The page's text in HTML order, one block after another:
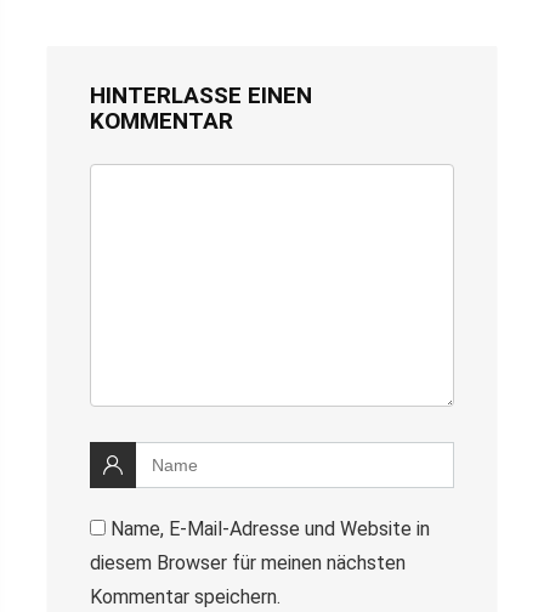
HINTERLASSE EINEN
KOMMENTAR
Name, E-Mail-Adresse und Website in
diesem Browser für meinen nächsten
Kommentar speichern.